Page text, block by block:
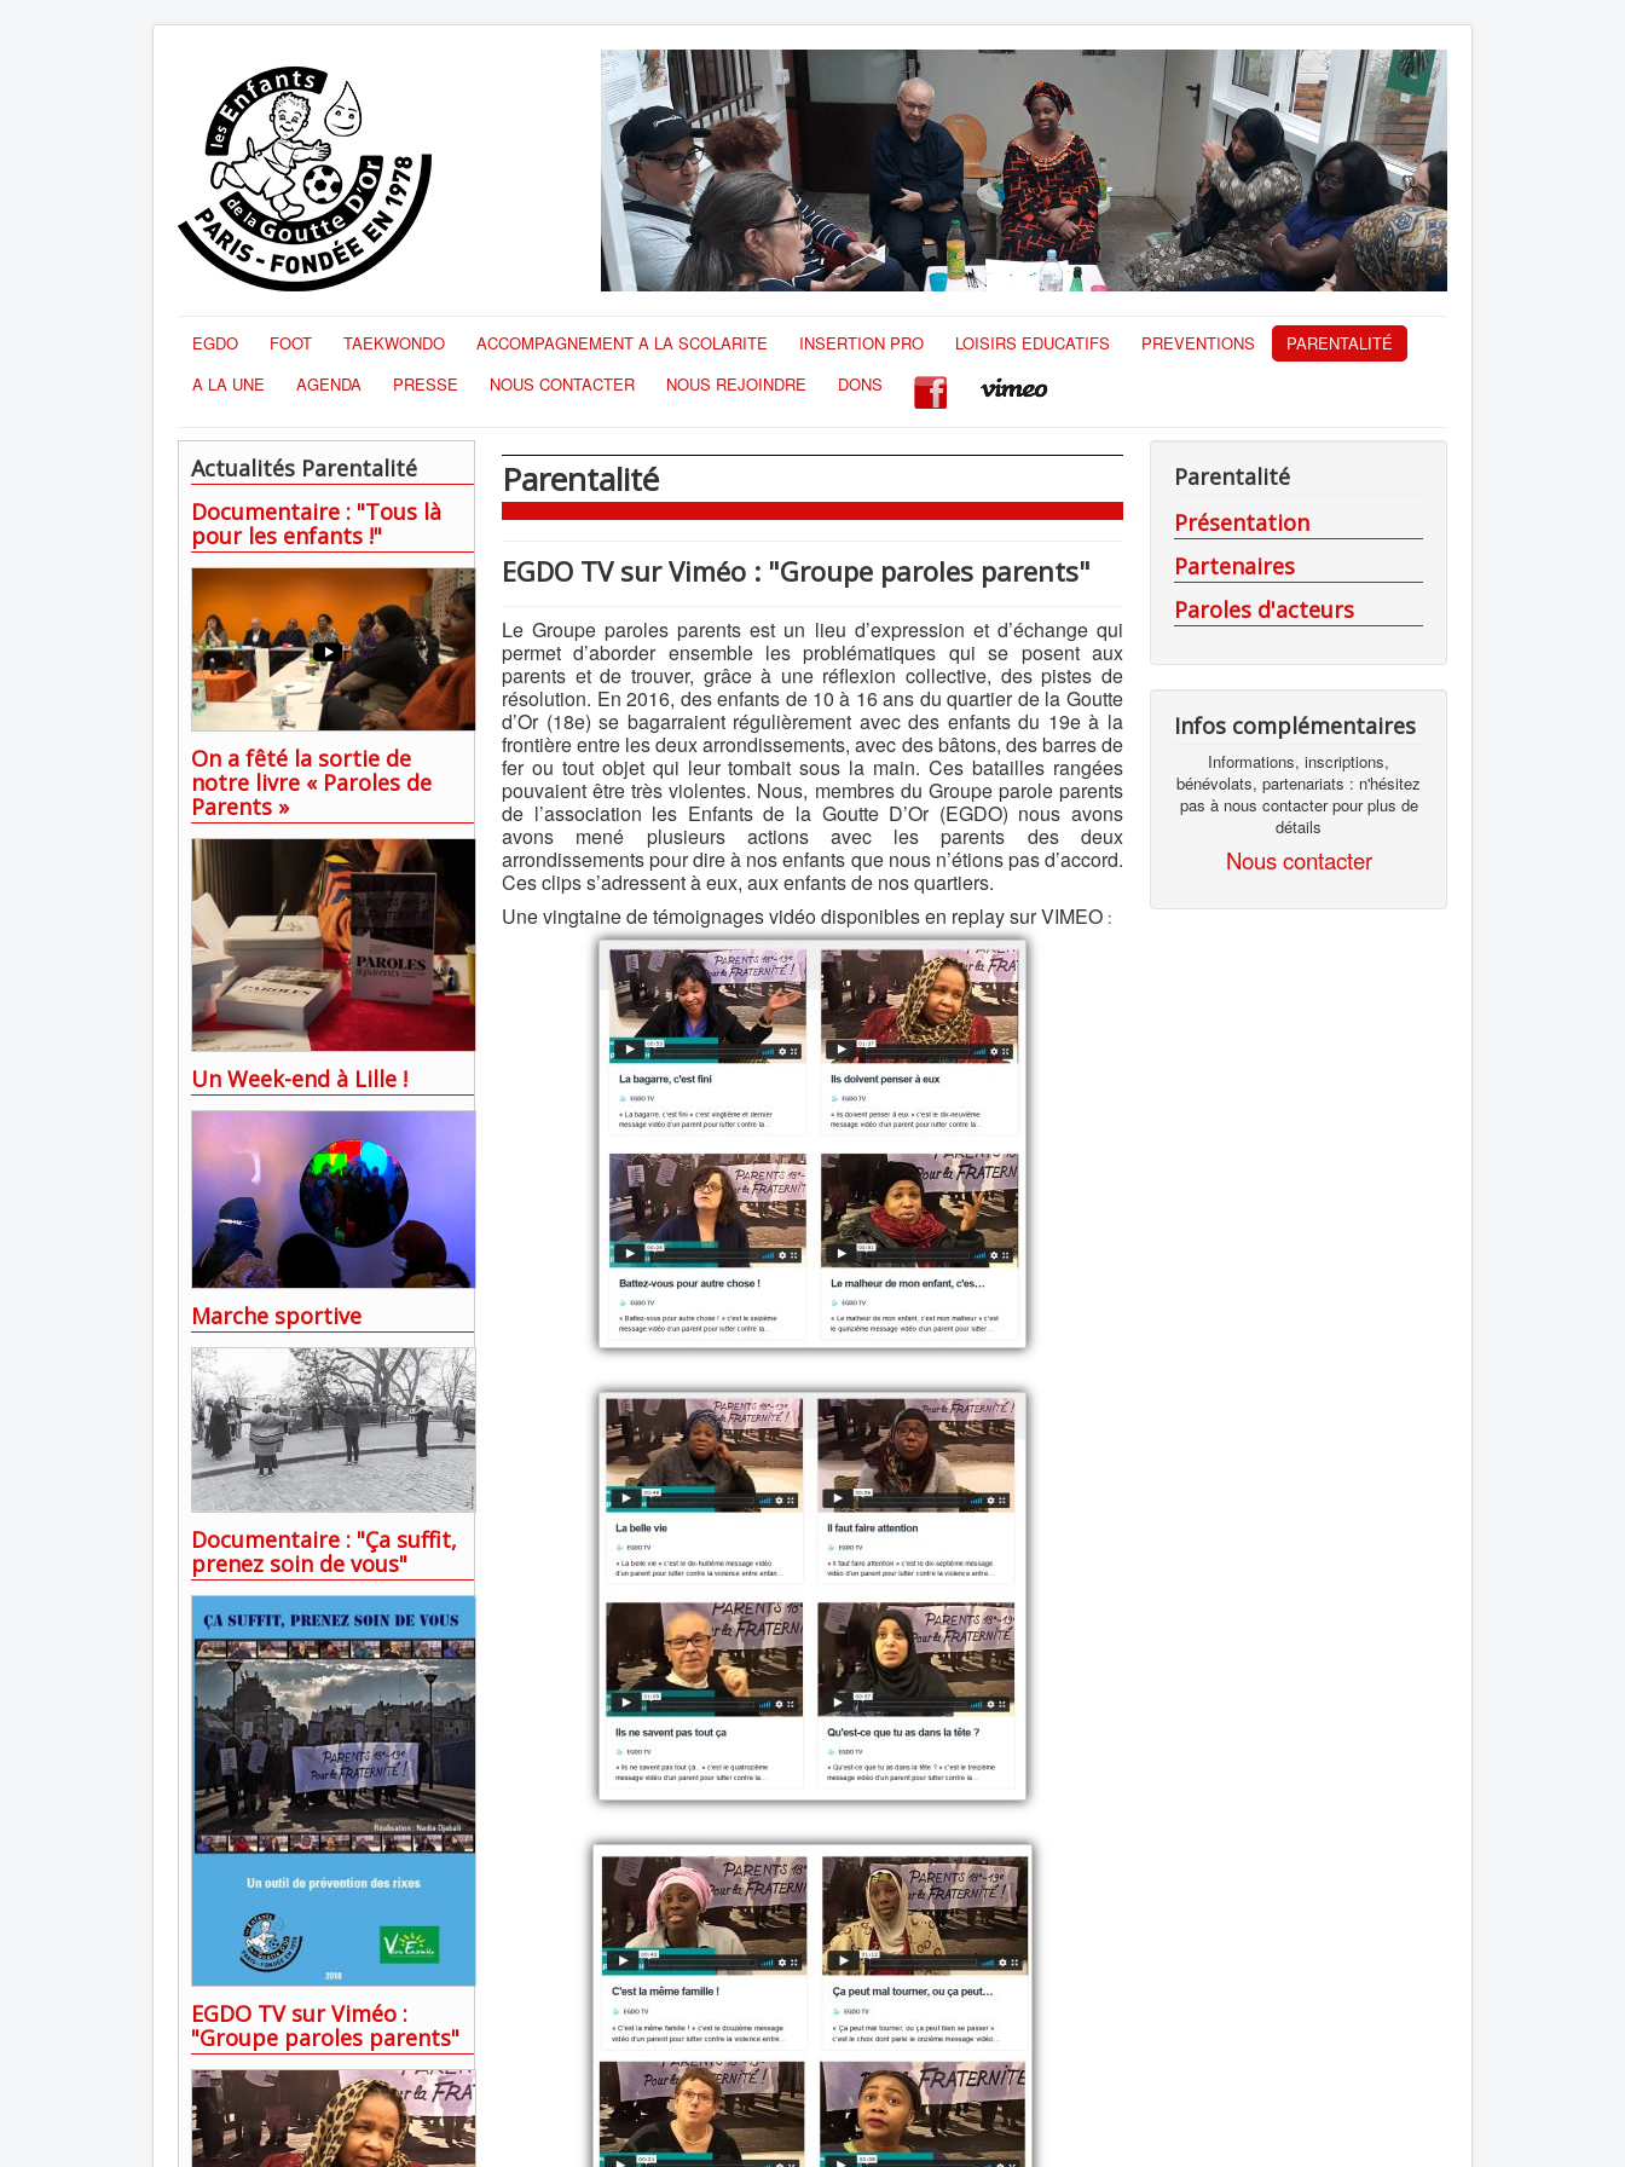
EGDO FOOT TAEKWONDO ACCOMPAGNEMENT A LA SCOLARITE INSERTION PRO LOISIRS EDUCATIFS PREVENTIONS
PARENTALITÉ
A LA UNE
AGENDA PRESSE NOUS CONTACTER NOUS REJOINDRE DONS
Actualités Parentalité
Documentaire : "Tous là
pour les enfants !"
On a fêté la sortie de
notre livre « Paroles de
Parents »
Un Week-end à Lille !
Marche sportive
Documentaire : "Ça suffit,
prenez soin de vous"
EGDO TV sur Viméo :
"Groupe paroles parents"
Parentalité
EGDO TV sur Viméo : "Groupe paroles parents"
Le Groupe paroles parents est un lieu d’expression et d’échange qui
permet d’aborder ensemble les problématiques qui se posent aux
parents et de trouver, grâce à une réflexion collective, des pistes de
résolution. En 2016, des enfants de 10 à 16 ans du quartier de la Goutte
d’Or (18e) se bagarraient régulièrement avec des enfants du 19e à la
frontière entre les deux arrondissements, avec des bâtons, des barres de
fer ou tout objet qui leur tombait sous la main. Ces batailles rangées
pouvaient être très violentes. Nous, membres du Groupe parole parents
de l’association les Enfants de la Goutte D’Or (EGDO) nous avons
avons mené plusieurs actions avec les parents des deux
arrondissements pour dire à nos enfants que nous n’étions pas d’accord.
Ces clips s’adressent à eux, aux enfants de nos quartiers.
Une vingtaine de témoignages vidéo disponibles en replay sur VIMEO :
Parentalité
Présentation
Partenaires
Paroles d'acteurs
Infos complémentaires
Informations, inscriptions,
bénévolats, partenariats : n'hésitez
pas à nous contacter pour plus de
détails
Nous contacter